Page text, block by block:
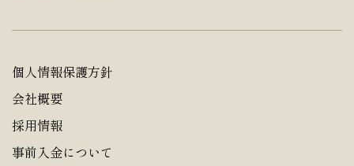
個人情報保護方針
会社概要
採用情報
事前入金について